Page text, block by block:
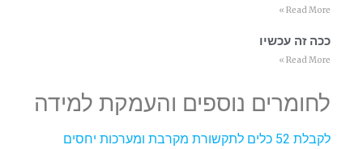
Read More »
ככה זה עכשיו
Read More »
לחומרים נוספים והעמקת למידה
לקבלת 52 כלים לתקשורת מקרבת ומערכות יחסים